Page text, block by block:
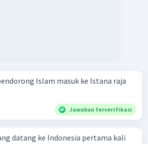
Islam masuk ke Istana raja
Jawaban terverifikasi
datang ke Indonesia pertama kali